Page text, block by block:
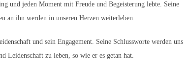
und jeden Moment mit Freude und Begeisterung lebte. Seine
an ihn werden in unseren Herzen weiterleben.
und sein Engagement. Seine Schlussworte werden uns
Leidenschaft zu leben, so wie er es getan hat.